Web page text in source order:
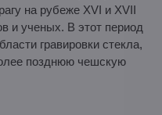
на рубеже XVI и XVII
и ученых. В этот период
гравировки стекла,
позднюю чешскую